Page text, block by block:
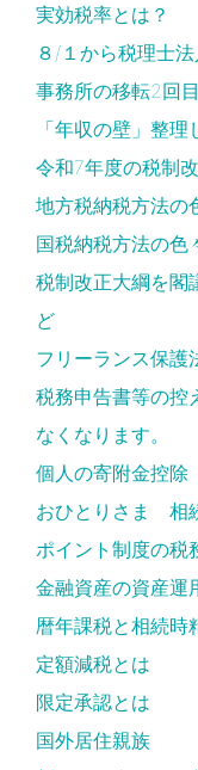
実効税率とは？
８/１から税理士法
事務所の移転2回
「年収の壁」整理
令和7年度の税制
地方税納税方法の
国税納税方法の色
税制改正大綱を閣
ど
フリーランス保護
税務申告書等の控
なくなります。
個人の寄附金控除
おひとりさま 相
ポイント制度の税
金融資産の資産運
暦年課税と相続
定額減税とは
限定承認とは
国外居住親族